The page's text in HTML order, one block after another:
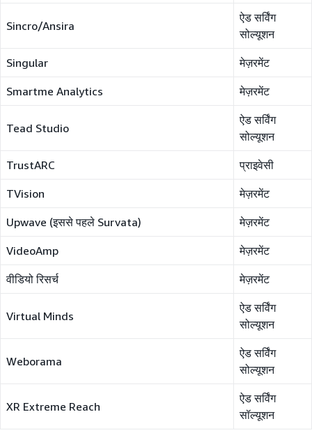
Sincro/Ansira
ऐड सर्विंग
सोल्यूशन
Singular मेज़रमेंट
Smartme Analytics मेज़रमेंट
Tead Studio
ऐड सर्विंग
सोल्यूशन
TrustARC प्राइवेसी
TVision मेज़रमेंट
Upwave (इससे पहले Survata) मेज़रमेंट
VideoAmp मेज़रमेंट
वीडियो रिसर्च मेज़रमेंट
Virtual Minds
ऐड सर्विंग
सोल्यूशन
Weborama
ऐड सर्विंग
सोल्यूशन
XR Extreme Reach
ऐड सर्विंग
सॉल्यूशन